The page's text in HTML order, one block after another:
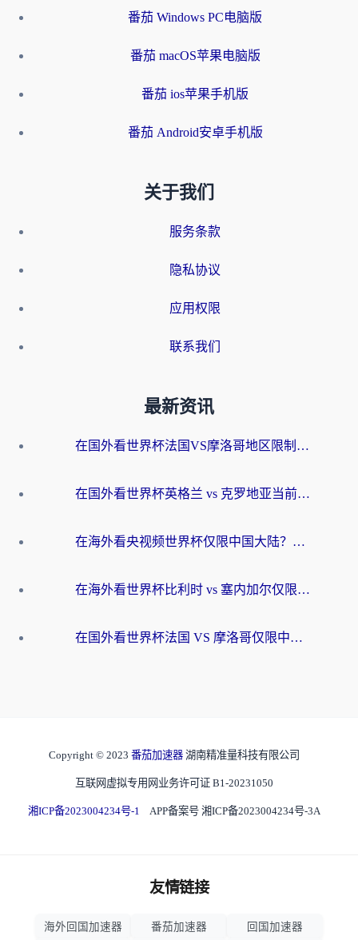
番茄 Windows PC电脑版
番茄 macOS苹果电脑版
番茄 ios苹果手机版
番茄 Android安卓手机版
关于我们
服务条款
隐私协议
应用权限
联系我们
最新资讯
在国外看世界杯法国VS摩洛哥地区限制？这篇指南让你流畅看中文解说无压力
在国外看世界杯英格兰 vs 克罗地亚当前地区不可播放？这篇指南帮你搞定所有海外观赛难题
在海外看央视频世界杯仅限中国大陆？这篇指南帮你解锁中文解说+无卡顿直播
在海外看世界杯比利时 vs 塞内加尔仅限中国大陆？我找到了最流畅的中文解说之路
在国外看世界杯法国 VS 摩洛哥仅限中国大陆？海外党这样看中文解说赛事不卡顿
Copyright © 2023 番茄加速器 湖南精准量科技有限公司
互联网虚拟专用网业务许可证 B1-20231050
湘ICP备2023004234号-1 APP备案号 湘ICP备2023004234号-3A
友情链接
海外回国加速器 番茄加速器 回国加速器